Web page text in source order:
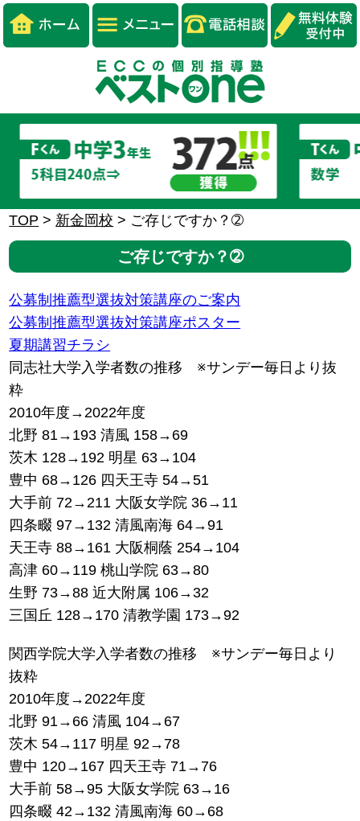
TOP > 新金岡校 > ご存じですか？➁
ご存じですか？➁
公募制推薦型選抜対策講座のご案内
公募制推薦型選抜対策講座ポスター
夏期講習チラシ
同志社大学入学者数の推移 ※サンデー毎日より抜
粋
2010年度→2022年度
北野 81→193 清風 158→69
茨木 128→192 明星 63→104
豊中 68→126 四天王寺 54→51
大手前 72→211 大阪女学院 36→11
四条畷 97→132 清風南海 64→91
天王寺 88→161 大阪桐蔭 254→104
高津 60→119 桃山学院 63→80
生野 73→88 近大附属 106→32
三国丘 128→170 清教学園 173→92
関西学院大学入学者数の推移 ※サンデー毎日より
抜粋
2010年度→2022年度
北野 91→66 清風 104→67
茨木 54→117 明星 92→78
豊中 120→167 四天王寺 71→76
大手前 58→95 大阪女学院 63→16
四条畷 42→132 清風南海 60→68